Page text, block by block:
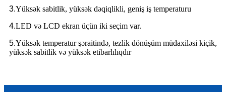
3.Yüksək sabitlik, yüksək dəqiqlikli, geniş iş temperaturu
4.LED və LCD ekran üçün iki seçim var.
5.Yüksək temperatur şəraitində, tezlik dönüşüm müdaxiləsi kiçik,
yüksək sabitlik və yüksək etibarlılıqdır